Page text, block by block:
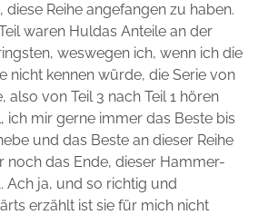
diese Reihe angefangen zu haben.
waren Huldas Anteile an der
weswegen ich, wenn ich die
nicht kennen würde, die Serie von
also von Teil 3 nach Teil 1 hören
ich mir gerne immer das Beste bis
und das Beste an dieser Reihe
noch das Ende, dieser Hammer-
Ach ja, und so richtig und
erzählt ist sie für mich nicht